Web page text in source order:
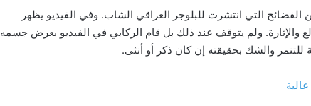
التي انتشرت للبلوجر العراقي الشاب. وفي الفيديو يظهر
والإثارة. ولم يتوقف عند ذلك بل قام الركابي في الفيديو بعرض جسمه
والشك بحقيقته إن كان ذكر أو أنثى.